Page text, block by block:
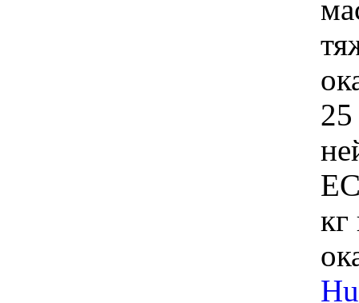
25
кг